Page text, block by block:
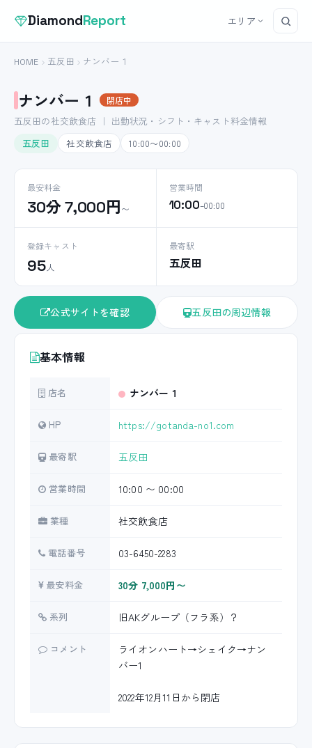
DiamondReport エリア
HOME 五反田 ナンバー１
ナンバー１ 閉店中
五反田の社交飲食店 ｜ 出勤状況・シフト・キャスト料金情報
五反田
社交飲食店 10:00〜00:00
最安料金
30分 7,000円〜
営業時間
10:00–00:00
登録キャスト
95人
最寄駅
五反田
公式サイトを確認 五反田の周辺情報
基本情報
店名 ナンバー１
HP https://gotanda-no1.com
最寄駅 五反田
営業時間 10:00 〜 00:00
業種 社交飲食店
電話番号 03-6450-2283
最安料金 30分 7,000円〜
系列 旧AKグループ（フラ系）？
コメント
ライオンハート→シェイク→ナン
バー1
2022年12月11日から閉店